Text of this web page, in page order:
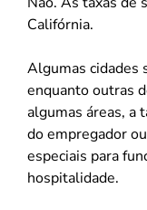
Califórnia.
Algumas cidades
enquanto outras
algumas áreas, a
do empregador
especiais para
hospitalidade.